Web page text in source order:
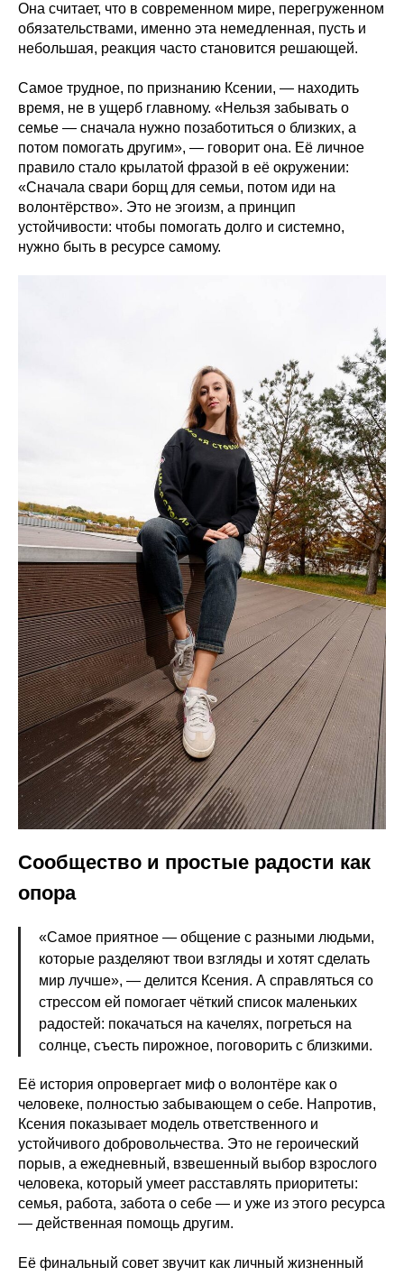
Она считает, что в современном мире, перегруженном
обязательствами, именно эта немедленная, пусть и
небольшая, реакция часто становится решающей.
Самое трудное, по признанию Ксении, — находить
время, не в ущерб главному. «Нельзя забывать о
семье — сначала нужно позаботиться о близких, а
потом помогать другим», — говорит она. Её личное
правило стало крылатой фразой в её окружении:
«Сначала свари борщ для семьи, потом иди на
волонтёрство». Это не эгоизм, а принцип
устойчивости: чтобы помогать долго и системно,
нужно быть в ресурсе самому.
Сообщество и простые радости как
опора
«Самое приятное — общение с разными людьми,
которые разделяют твои взгляды и хотят сделать
мир лучше», — делится Ксения. А справляться со
стрессом ей помогает чёткий список маленьких
радостей: покачаться на качелях, погреться на
солнце, съесть пирожное, поговорить с близкими.
Её история опровергает миф о волонтёре как о
человеке, полностью забывающем о себе. Напротив,
Ксения показывает модель ответственного и
устойчивого добровольчества. Это не героический
порыв, а ежедневный, взвешенный выбор взрослого
человека, который умеет расставлять приоритеты:
семья, работа, забота о себе — и уже из этого ресурса
— действенная помощь другим.
Её финальный совет звучит как личный жизненный